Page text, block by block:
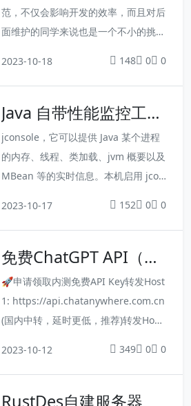
范，不仅会影响开发的效率，而且对后
面维护的同学来说也是一个不小的挑
hub.io/codelf/2、安装插件 变量名：
输入一个中文名字，会给出一大堆建议
文名字忘了，就可以如下操作）
2023-10-18 148 0 0
Java 自带性能监控工
具： jconsole
jconsole，它可以提供 Java 某个进程
的内存、线程、类加载、jvm 概要以及
MBean 等的实时信息。本机启用 jcon
a 监视和管理控制台
2023-10-17 152 0 0
免费ChatGPT API（第
三方）
🚀申请领取内测免费API Key转发Host
1: https://api.chatanywhere.com.cn
(国内中转，延时更低，推荐)转发Host
根据使用量进行相应的扩容，只要不被
官方制裁我们会一直提供免费API该AP
2023-10-12 349 0 0
RustDes自建服务器